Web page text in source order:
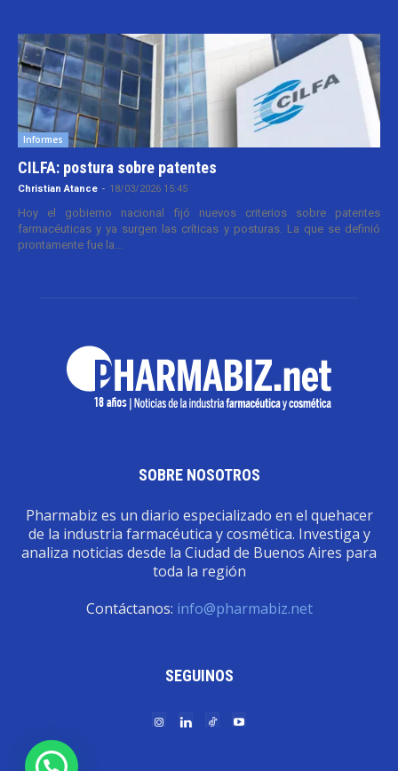
Informes
CILFA: postura sobre patentes
Christian Atance - 18/03/2026 15:45
Hoy el gobierno nacional fijó nuevos criterios sobre patentes
farmacéuticas y ya surgen las críticas y posturas. La que se definió
prontamente fue la...
SOBRE NOSOTROS
Pharmabiz es un diario especializado en el quehacer
de la industria farmacéutica y cosmética. Investiga y
analiza noticias desde la Ciudad de Buenos Aires para
toda la región
Contáctanos: info@pharmabiz.net
SEGUINOS